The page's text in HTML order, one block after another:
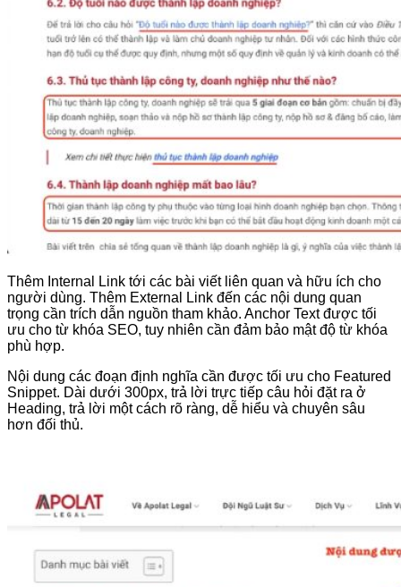
Thêm Internal Link tới các bài viết liên quan và hữu ích cho
người dùng. Thêm External Link đến các nội dung quan
trọng cần trích dẫn nguồn tham khảo. Anchor Text được tối
ưu cho từ khóa SEO, tuy nhiên cần đảm bảo mật độ từ khóa
phù hợp.
Nội dung các đoạn định nghĩa cần được tối ưu cho Featured
Snippet. Dài dưới 300px, trả lời trực tiếp câu hỏi đặt ra ở
Heading, trả lời một cách rõ ràng, dễ hiểu và chuyên sâu
hơn đối thủ.